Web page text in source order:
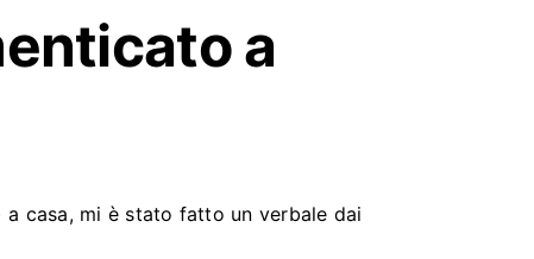
a
casa, mi è stato fatto un verbale dai